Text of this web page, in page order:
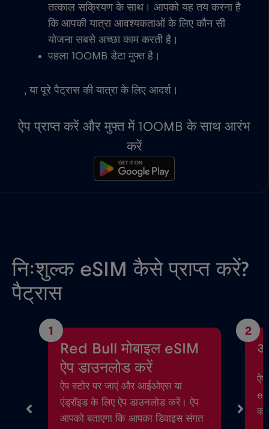
तत्काल सक्रियण के साथ। आपको यह तय करना है
कि आपकी यात्रा आवश्यकताओं के लिए कौन सी
योजना सबसे अच्छा काम करती है।
पहला 100MB डेटा मुफ्त है।
, या पूरे पैट्रास की यात्रा के लिए आदर्श।
ऐप प्राप्त करें और मुफ्त में 100MB के साथ आरंभ
करें
निःशुल्क eSIM कैसे प्राप्त करें?
पैट्रास
1
Red Bull मोबाइल eSIM
ऐप डाउनलोड करें
ऐप स्टोर पर जाएं और आईओएस या
एंड्रॉइड के लिए ऐप डाउनलोड करें। ऐप
आपको बताएगा कि आपका डिवाइस संगत
2